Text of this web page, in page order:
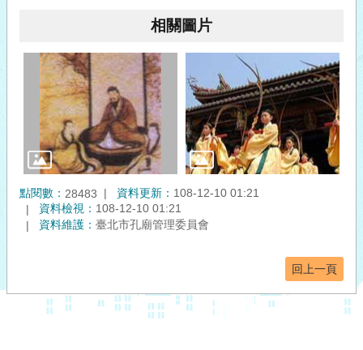
相關圖片
點閱數： 28483 資料更新： 108-12-10 01:21
資料檢視： 108-12-10 01:21
資料維護： 臺北市孔廟管理委員會
回上一頁